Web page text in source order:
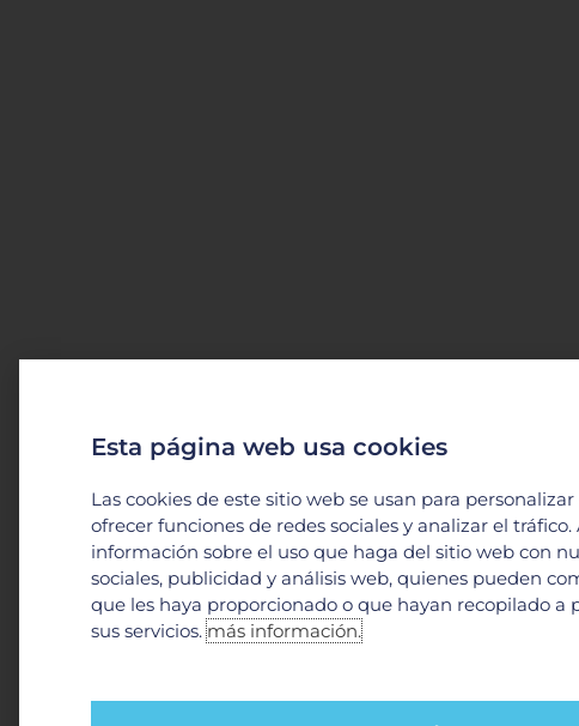
Esta página web usa cookies
Las cookies de este sitio web se usan para
ofrecer funciones de redes sociales y analizar el
información sobre el uso que haga del sitio web con
sociales, publicidad y análisis web, quienes pueden
que les haya proporcionado o que hayan recopilado a
sus servicios.más información.